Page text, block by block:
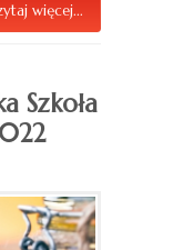
więcej...
Szkoła